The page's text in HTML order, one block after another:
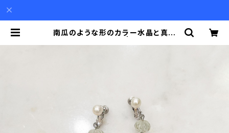
南瓜のような形のカラー水晶と真珠